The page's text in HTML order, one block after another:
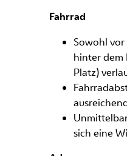
Fahrrad
Sowohl vor
hinter dem
Platz)
sich eine